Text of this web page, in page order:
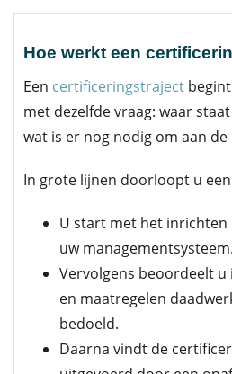
Hoe werkt een
Een certificeringstraject
met dezelfde vraag: waar
wat is er nog nodig om aan
In grote lijnen doorloopt u
U start met het inrichten
uw managementsysteem.
Vervolgens beoordeelt
en maatregelen
bedoeld.
Daarna vindt de